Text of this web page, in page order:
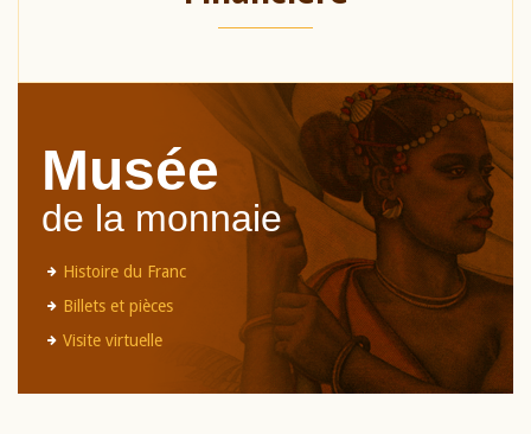
Musée
de la monnaie
Histoire du Franc
Billets et pièces
Visite virtuelle